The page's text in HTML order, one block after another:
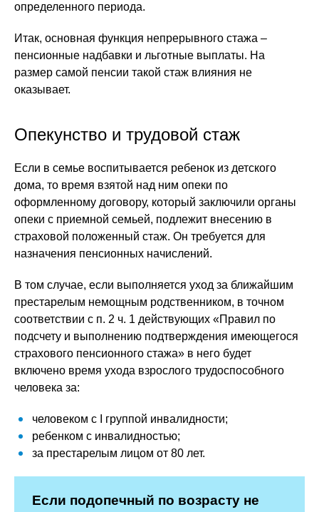
определенного периода.
Итак, основная функция непрерывного стажа –
пенсионные надбавки и льготные выплаты. На
размер самой пенсии такой стаж влияния не
оказывает.
Опекунство и трудовой стаж
Если в семье воспитывается ребенок из детского
дома, то время взятой над ним опеки по
оформленному договору, который заключили органы
опеки с приемной семьей, подлежит внесению в
страховой положенный стаж. Он требуется для
назначения пенсионных начислений.
В том случае, если выполняется уход за ближайшим
престарелым немощным родственником, в точном
соответствии с п. 2 ч. 1 действующих «Правил по
подсчету и выполнению подтверждения имеющегося
страхового пенсионного стажа» в него будет
включено время ухода взрослого трудоспособного
человека за:
человеком с I группой инвалидности;
ребенком с инвалидностью;
за престарелым лицом от 80 лет.
Если подопечный по возрасту не